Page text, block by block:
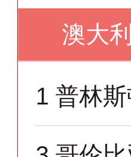
澳大
1 普林